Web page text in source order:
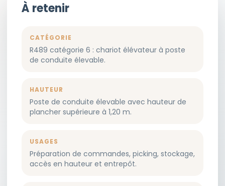
À retenir
CATÉGORIE
R489 catégorie 6 : chariot élévateur à poste
de conduite élevable.
HAUTEUR
Poste de conduite élevable avec hauteur de
plancher supérieure à 1,20 m.
USAGES
Préparation de commandes, picking, stockage,
accès en hauteur et entrepôt.